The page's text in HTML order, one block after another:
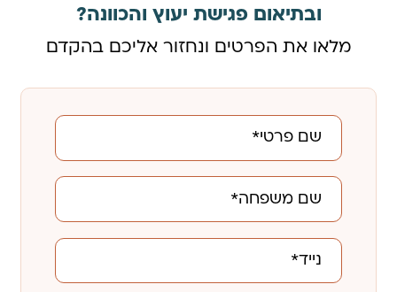
ובתיאום פגישת יעוץ והכוונה?
מלאו את הפרטים ונחזור אליכם בהקדם